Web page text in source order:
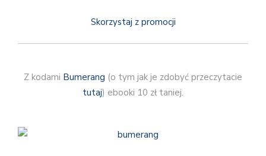
Skorzystaj z promocji
Z kodami Bumerang (o tym jak je zdobyć przeczytacie
tutaj) ebooki 10 zł taniej.